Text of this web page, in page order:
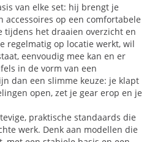
van elke set: hij brengt je
op een comfortabele
tijdens het draaien overzicht en
regelmatig op locatie werkt, wil
eenvoudig mee kan en er
in de vorm van een
dan een slimme keuze: je klapt
open, zet je gear erop en je
praktische standaards die
werk. Denk aan modellen die